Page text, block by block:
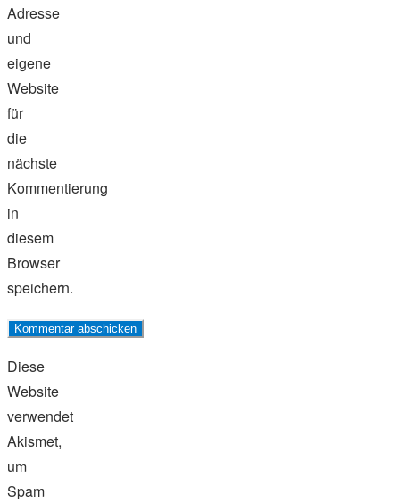
Adresse
und
eigene
Website
für
die
nächste
Kommentierung
in
diesem
Browser
speichern.
Diese
Website
verwendet
Akismet,
um
Spam